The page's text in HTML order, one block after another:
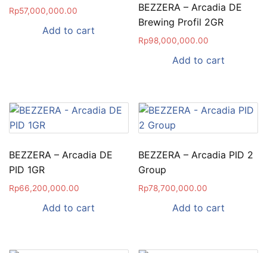
Rp57,000,000.00
Add to cart
BEZZERA – Arcadia DE
Brewing Profil 2GR
Rp98,000,000.00
Add to cart
BEZZERA – Arcadia DE
PID 1GR
Rp66,200,000.00
Add to cart
BEZZERA – Arcadia PID 2
Group
Rp78,700,000.00
Add to cart